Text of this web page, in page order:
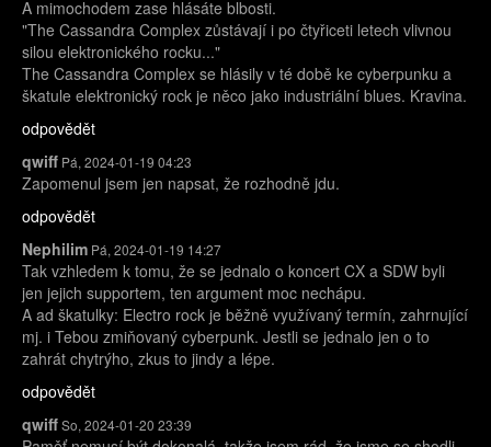
A mimochodem zase hlásáte blbosti.
"The Cassandra Complex zůstávají i po čtyřiceti letech vlivnou
silou elektronického rocku..."
The Cassandra Complex se hlásily v té době ke cyberpunku a
škatule elektronický rock je něco jako industriální blues. Kravina.
odpovědět
qwiff Pá, 2024-01-19 04:23
Zapomenul jsem jen napsat, že rozhodně jdu.
odpovědět
Nephilim Pá, 2024-01-19 14:27
Tak vzhledem k tomu, že se jednalo o koncert CX a SDW byli
jen jejich supportem, ten argument moc nechápu.
A ad škatulky: Electro rock je běžně využívaný termín, zahrnující
mj. i Tebou zmiňovaný cyberpunk. Jestli se jednalo jen o to
zahrát chytrýho, zkus to jindy a lépe.
odpovědět
qwiffSo, 2024-01-20 23:39